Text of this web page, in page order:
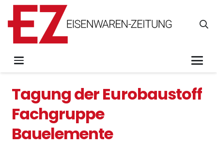
Tagung der Eurobaustoff
Fachgruppe
Bauelemente